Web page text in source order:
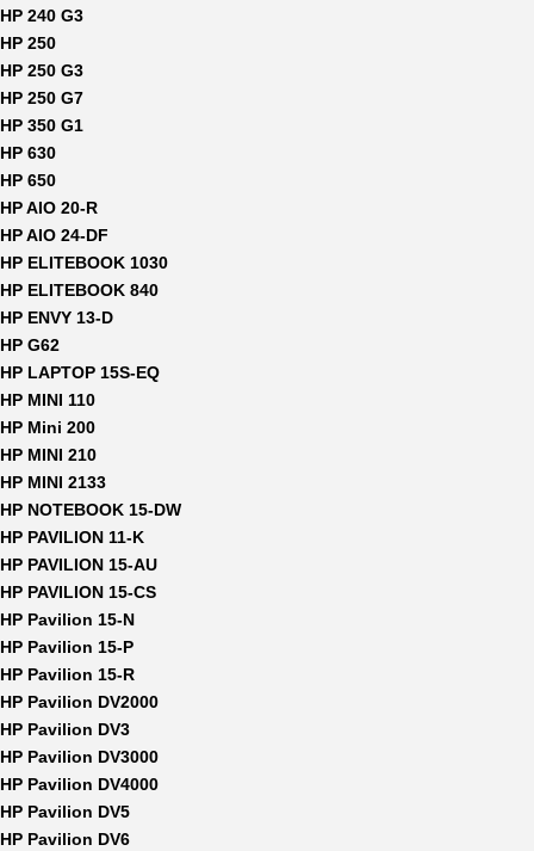
HP 240 G3
HP 250
HP 250 G3
HP 250 G7
HP 350 G1
HP 630
HP 650
HP AIO 20-R
HP AIO 24-DF
HP ELITEBOOK 1030
HP ELITEBOOK 840
HP ENVY 13-D
HP G62
HP LAPTOP 15S-EQ
HP MINI 110
HP Mini 200
HP MINI 210
HP MINI 2133
HP NOTEBOOK 15-DW
HP PAVILION 11-K
HP PAVILION 15-AU
HP PAVILION 15-CS
HP Pavilion 15-N
HP Pavilion 15-P
HP Pavilion 15-R
HP Pavilion DV2000
HP Pavilion DV3
HP Pavilion DV3000
HP Pavilion DV4000
HP Pavilion DV5
HP Pavilion DV6